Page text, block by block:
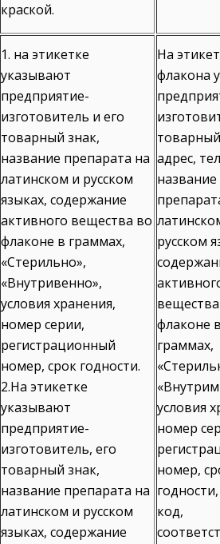
краской.
1. на этикетке
указывают
предприятие-
изготовитель и его
товарный знак,
название препарата на
латинском и русском
языках, содержание
активного вещества во
флаконе в граммах,
«Стерильно»,
«Внутривенно»,
условия хранения,
номер серии,
регистрационный
номер, срок годности.
2.На этикетке
указывают
предприятие-
изготовитель, его
товарный знак,
название препарата на
латинском и русском
языках, содержание
На
флакона
адрес,
название
русском
флаконе
граммах,
условия
номер
номер,
код,